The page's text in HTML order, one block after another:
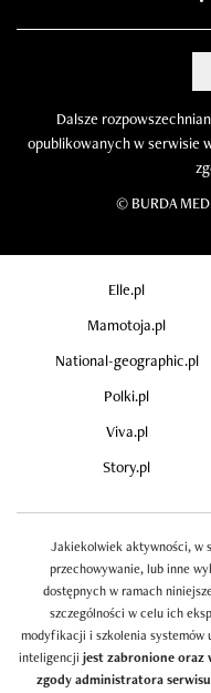
Dalsze
opublikowanych w serwisie
© BURDA
Elle.pl
Mamotoja.pl
National-geographic.pl
Polki.pl
Viva.pl
Story.pl
Jakiekolwiek aktywności, w
przechowywanie, lub inne
dostępnych w ramach
szczególności w celu ich
modyfikacji i szkolenia systemów
inteligencji jest zabronione oraz
zgody administratora